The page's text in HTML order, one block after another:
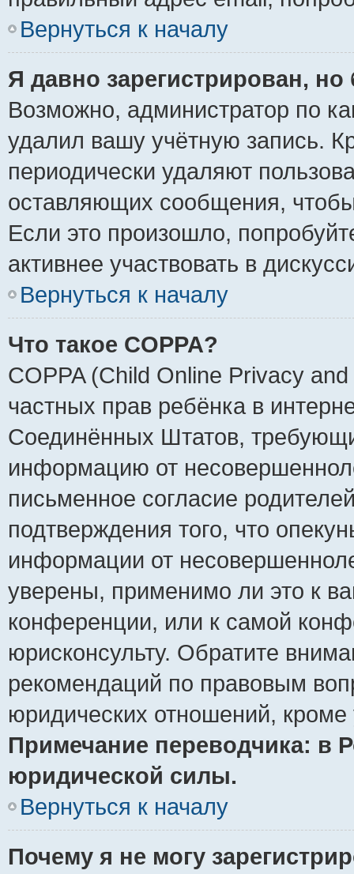
Вернуться к началу
Я давно зарегистрирован,
Возможно, администратор по
удалил вашу учётную запись.
периодически удаляют
оставляющих сообщения,
Если это произошло,
активнее участвовать в
Вернуться к началу
Что такое COPPA?
COPPA (Child Online Privacy
частных прав ребёнка в
Соединённых Штатов,
информацию от
письменное согласие
подтверждения того, что
информации от
уверены, применимо ли это к
конференции, или к самой
юрисконсульту. Обратите
рекомендаций по правовым
юридических отношений,
Примечание переводчика: в
юридической силы.
Вернуться к началу
Почему я не могу